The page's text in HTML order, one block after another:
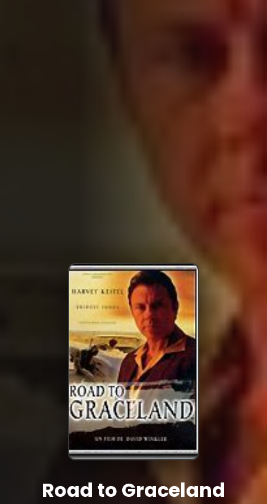
Road to Graceland